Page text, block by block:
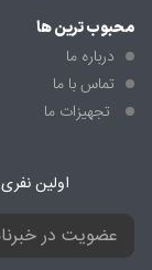
محبوب ترین ها
درباره ما
تماس با ما
تجهیزات ما
اولین